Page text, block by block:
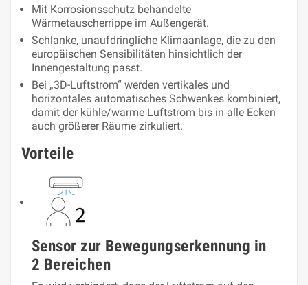
Mit Korrosionsschutz behandelte
Wärmetauscherrippe im Außengerät.
Schlanke, unaufdringliche Klimaanlage, die zu den
europäischen Sensibilitäten hinsichtlich der
Innengestaltung passt.
Bei „3D-Luftstrom“ werden vertikales und
horizontales automatisches Schwenkes kombiniert,
damit der kühle/warme Luftstrom bis in alle Ecken
auch größerer Räume zirkuliert.
Vorteile
Sensor zur Bewegungserkennung in
2 Bereichen